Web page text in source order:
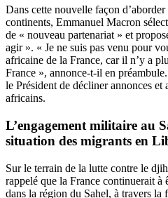
Dans cette nouvelle façon
continents, Emmanuel Macron
de « nouveau partenariat » et
agir ». « Je ne suis pas venu pour
africaine de la France, car il n’y a
France », annonce-t-il en
le Président de décliner annonces et
africains.
L’engagement militaire au
situation des migrants en
Sur le terrain de la lutte contre le
rappelé que la France continuerait à
dans la région du Sahel, à travers